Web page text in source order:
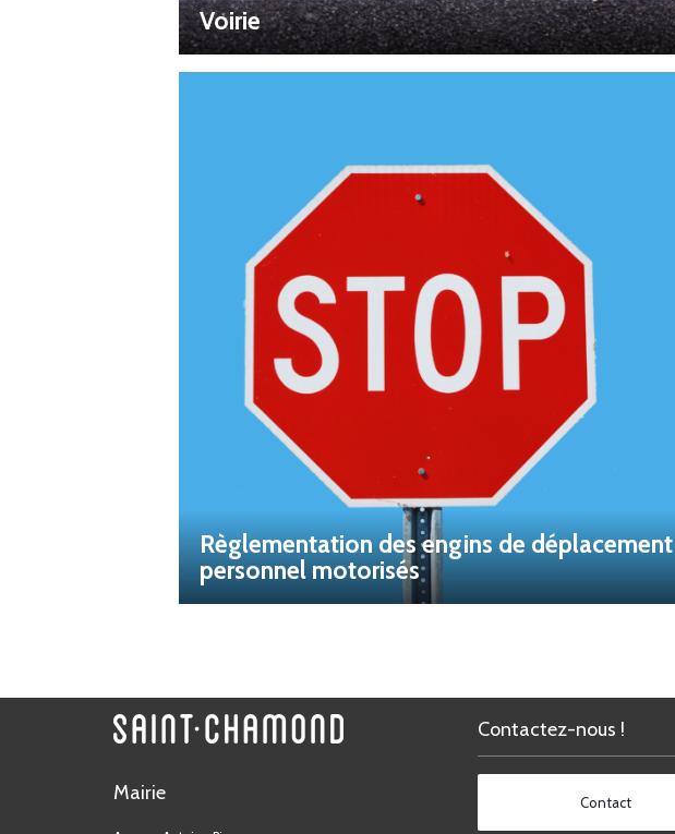
Voirie
Règlementation des engins de déplacement
personnel motorisés
Mairie
Contactez-nous !
Contact